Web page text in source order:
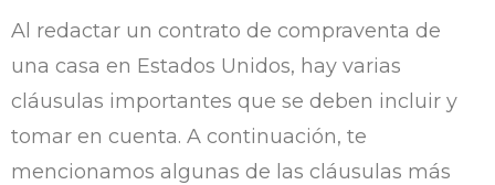
Al redactar un contrato de compraventa de
una casa en Estados Unidos, hay varias
cláusulas importantes que se deben incluir y
tomar en cuenta. A continuación, te
mencionamos algunas de las cláusulas más